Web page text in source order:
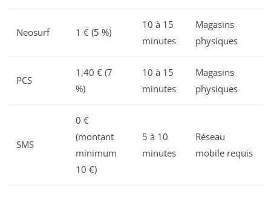
Neosurf 1 € (5 %)
10 à 15
minutes
Magasins
physiques
PCS
1,40 € (7
%)
10 à 15
minutes
Magasins
physiques
SMS
0 €
(montant
minimum
10 €)
5 à 10
minutes
Réseau
mobile requis